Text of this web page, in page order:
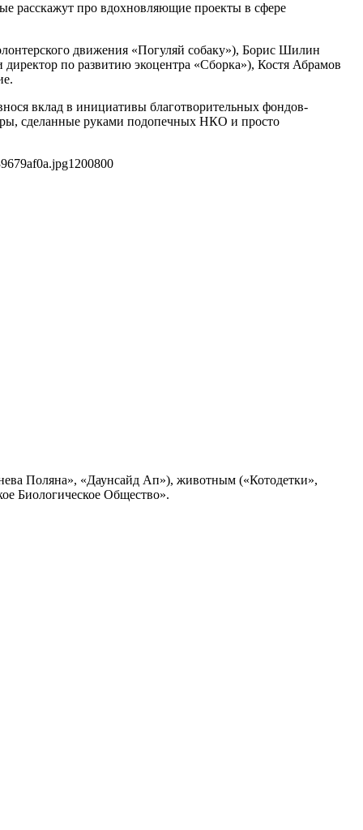
расскажут про вдохновляющие проекты в сфере
движения «Погуляй собаку»), Борис Шилин
по развитию экоцентра «Сборка»), Костя Абрамов
вклад в инициативы благотворительных фондов-
сделанные руками подопечных НКО и просто
1200800
Поляна», «Даунсайд Ап»), животным («Котодетки»,
Биологическое Общество».